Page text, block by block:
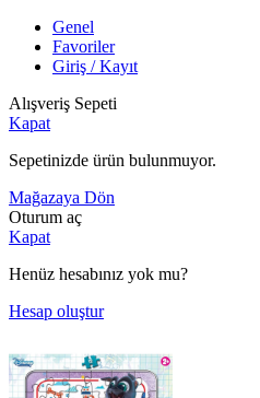
Genel
Favoriler
Giriş / Kayıt
Alışveriş Sepeti
Kapat
Sepetinizde ürün bulunmuyor.
Mağazaya Dön
Oturum aç
Kapat
Henüz hesabınız yok mu?
Hesap oluştur